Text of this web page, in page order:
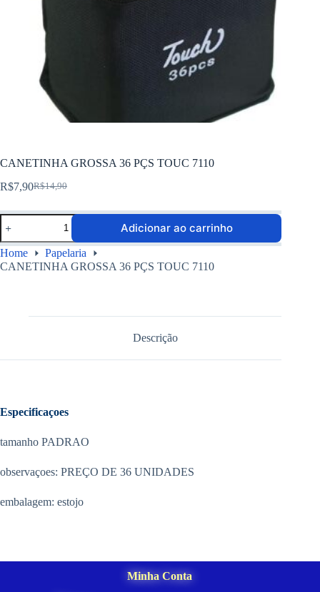
CANETINHA GROSSA 36 PÇS TOUC 7110
R$14,90
R$7,90
Adicionar ao carrinho
Home
Papelaria
CANETINHA GROSSA 36 PÇS TOUC 7110
Descrição
Especificaçoes
tamanho PADRAO
observaçoes: PREÇO DE 36 UNIDADES
embalagem: estojo
Minha Conta